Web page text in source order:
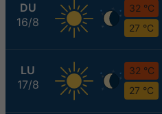
DU
16/8
32 °C
27 °C
LU
17/8
32 °C
27 °C